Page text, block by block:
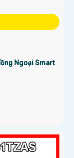
Ngoại Smart